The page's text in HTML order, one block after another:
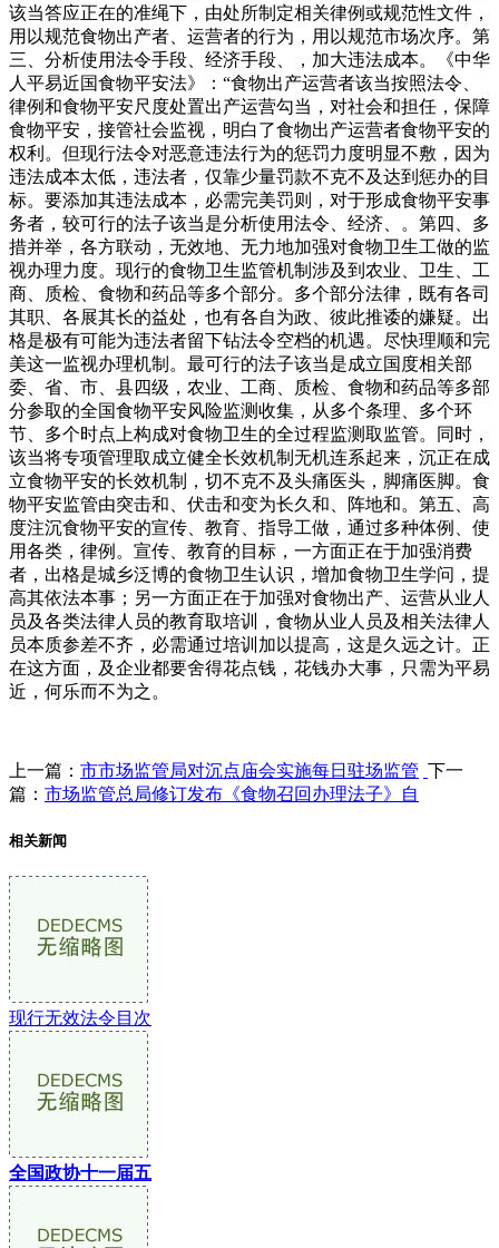
该当答应正在的准绳下，由处所制定相关律例或规范性文件，
用以规范食物出产者、运营者的行为，用以规范市场次序。第
三、分析使用法令手段、经济手段、，加大违法成本。《中华
人平易近国食物平安法》：“食物出产运营者该当按照法令、
律例和食物平安尺度处置出产运营勾当，对社会和担任，保障
食物平安，接管社会监视，明白了食物出产运营者食物平安的
权利。但现行法令对恶意违法行为的惩罚力度明显不敷，因为
违法成本太低，违法者，仅靠少量罚款不克不及达到惩办的目
标。要添加其违法成本，必需完美罚则，对于形成食物平安事
务者，较可行的法子该当是分析使用法令、经济、。第四、多
措并举，各方联动，无效地、无力地加强对食物卫生工做的监
视办理力度。现行的食物卫生监管机制涉及到农业、卫生、工
商、质检、食物和药品等多个部分。多个部分法律，既有各司
其职、各展其长的益处，也有各自为政、彼此推诿的嫌疑。出
格是极有可能为违法者留下钻法令空档的机遇。尽快理顺和完
美这一监视办理机制。最可行的法子该当是成立国度相关部
委、省、市、县四级，农业、工商、质检、食物和药品等多部
分参取的全国食物平安风险监测收集，从多个条理、多个环
节、多个时点上构成对食物卫生的全过程监测取监管。同时，
该当将专项管理取成立健全长效机制无机连系起来，沉正在成
立食物平安的长效机制，切不克不及头痛医头，脚痛医脚。食
物平安监管由突击和、伏击和变为长久和、阵地和。第五、高
度注沉食物平安的宣传、教育、指导工做，通过多种体例、使
用各类，律例。宣传、教育的目标，一方面正在于加强消费
者，出格是城乡泛博的食物卫生认识，增加食物卫生学问，提
高其依法本事；另一方面正在于加强对食物出产、运营从业人
员及各类法律人员的教育取培训，食物从业人员及相关法律人
员本质参差不齐，必需通过培训加以提高，这是久远之计。正
在这方面，及企业都要舍得花点钱，花钱办大事，只需为平易
近，何乐而不为之。
上一篇： 市市场监管局对沉点庙会实施每日驻场监管 下一
篇： 市场监管总局修订发布《食物召回办理法子》自
相关新闻
现行无效法令目次
全国政协十一届五